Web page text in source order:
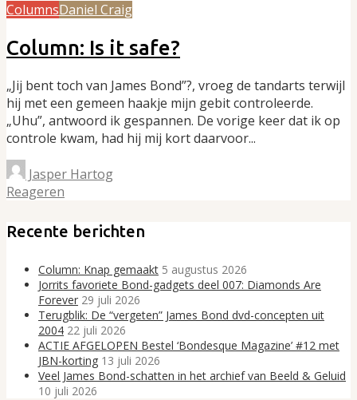
ColumnsDaniel Craig
Column: Is it safe?
„Jij bent toch van James Bond”?, vroeg de tandarts terwijl
hij met een gemeen haakje mijn gebit controleerde.
„Uhu”, antwoord ik gespannen. De vorige keer dat ik op
controle kwam, had hij mij kort daarvoor...
Jasper Hartog
Reageren
Recente berichten
Column: Knap gemaakt 5 augustus 2026
Jorrits favoriete Bond-gadgets deel 007: Diamonds Are
Forever 29 juli 2026
Terugblik: De “vergeten” James Bond dvd-concepten uit
2004 22 juli 2026
ACTIE AFGELOPEN Bestel ‘Bondesque Magazine’ #12 met
JBN-korting 13 juli 2026
Veel James Bond-schatten in het archief van Beeld & Geluid
10 juli 2026